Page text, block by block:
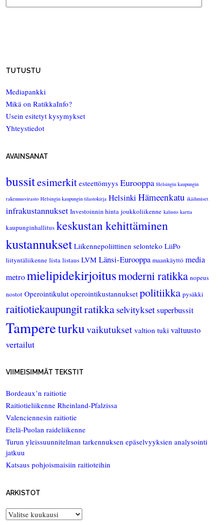
TUTUSTU
Mediapankki
Mikä on RatikkaInfo?
Usein esitetyt kysymykset
Yhteystiedot
AVAINSANAT
bussitesimerkit esteettömyys Eurooppa Helsingin kaupungin
rakennusvirasto Helsingin kaupungin tilastokirja Helsinki Hämeenkatu ikäihmiset
infrakustannukset Investoinnin hinta joukkoliikenne kalusto kartta
kaupunginhallitus keskustan kehittäminen
kustannukset Liikennepoliittinen selonteko LiiPo
liityntäliikenne lista listaus LVM Länsi-Eurooppa maankäyttö media
metromielipidekirjoitusmoderni ratikka nopeus
nostot Operointikulut operointikustannukset politiikka pysäkki
raitiotiekaupungitratikka selvityksetsuperbussit
Tampereturkuvaikutukset valtion tuki valtuusto
vertailut
VIIMEISIMMÄT TEKSTIT
Bordeaux’n raitiotie
Raitiotieliikenne Rheinland-Pfalzissa
Valenciennesin raitiotie
Etelä-Puolan raideliikenne
Turun yleissuunnitelman tarkennuksen epäselvyyksien analysointi
jatkuu
Katsaus pohjoismaisiin raitioteihin
ARKISTOT
Arkistot